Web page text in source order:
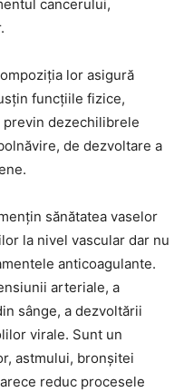
cancerului,
lor asigură
funcțiile fizice,
previn dezechilibrele
de dezvoltare a
sănătatea vaselor
la nivel vascular dar nu
anticoagulante.
arteriale, a
sânge, a dezvoltării
virale. Sunt un
astmului, bronșitei
reduc procesele